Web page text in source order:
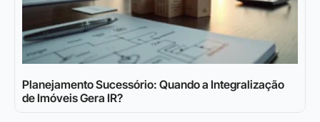
Planejamento Sucessório: Quando a Integralização
de Imóveis Gera IR?